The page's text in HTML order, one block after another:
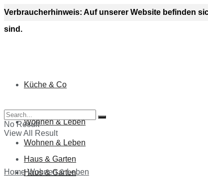
Verbraucherhinweis: Auf unserer Website befinden
sind.
Küche & Co
Wohnen & Leben
Haus & Garten
Küche & Co
Wohnen & Leben
Haus & Garten
No Result
View All Result
Home Wohnen & Leben